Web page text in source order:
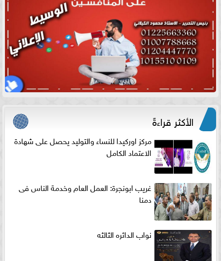
الأكثر قراءةً
مركز اوركيدا للنساء والتوليد يحصل على شهادة
الاعتماد الكامل
غريب ابونجرة: العمل العام وخدمة الناس فى
دمنا
نواب الدائره الثالثه